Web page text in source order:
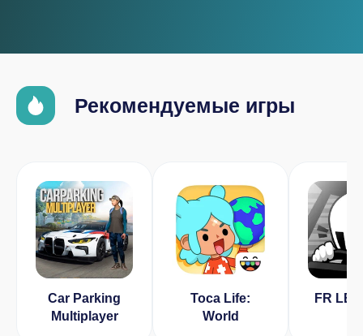
Рекомендуемые игры
Car Parking
Multiplayer
Toca Life:
World
FR